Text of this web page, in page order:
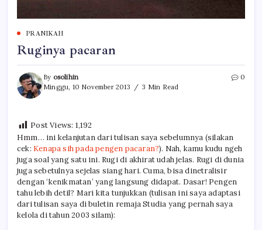
PRANIKAH
Ruginya pacaran
By osolihin
Minggu, 10 November 2013
3 Min Read
0
Post Views: 1,192
Hmm… ini kelanjutan dari tulisan saya sebelumnya (silakan
cek: Kenapa sih pada pengen pacaran?). Nah, kamu kudu ngeh
juga soal yang satu ini. Rugi di akhirat udah jelas. Rugi di dunia
juga sebetulnya sejelas siang hari. Cuma, bisa dinetralisir
dengan ‘kenikmatan’ yang langsung didapat. Dasar! Pengen
tahu lebih detil? Mari kita tunjukkan (tulisan ini saya adaptasi
dari tulisan saya di buletin remaja Studia yang pernah saya
kelola di tahun 2003 silam):